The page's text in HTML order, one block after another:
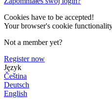
Cookies have to be accepted!
Your browser's cookie
Not a member yet?
Register now
Język
Čeština
Deutsch
English